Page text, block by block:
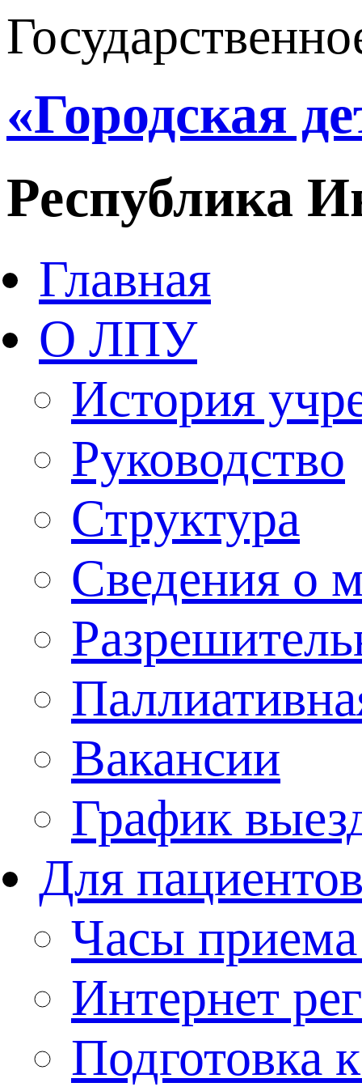
«Городская
Республика
Главная
О ЛПУ
История
Руководство
Структура
Сведения о
Вакансии
График
Для
Часы приема
Интернет
Подготовка